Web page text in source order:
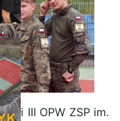
II i III OPW ZSP im.